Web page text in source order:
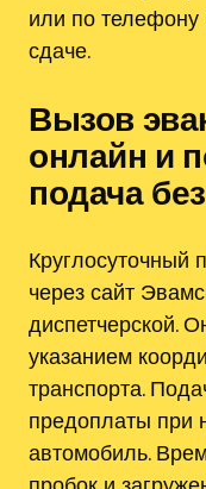
или по телефону
сдаче.
Вызов
онлайн и
подача
Круглосуточный
через сайт
диспетчерской.
указанием
транспорта.
предоплаты при
автомобиль.